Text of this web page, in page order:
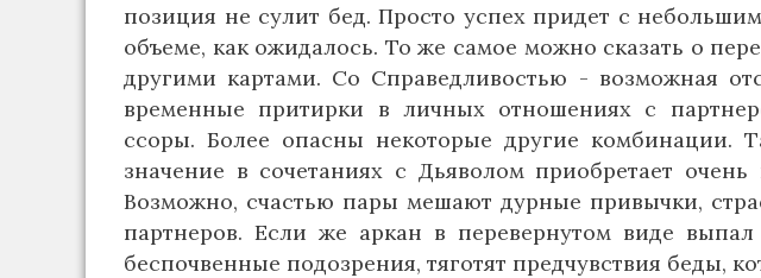
позиция не сулит бед. Просто успех придет с
объеме, как ожидалось. То же самое можно сказать о
другими картами. Со Справедливостью - возможная
временные притирки в личных отношениях с
ссоры. Более опасны некоторые другие комбинации.
значение в сочетаниях с Дьяволом приобретает
Возможно, счастью пары мешают дурные привычки,
партнеров. Если же аркан в перевернутом виде
беспочвенные подозрения, тяготят предчувствия беды,